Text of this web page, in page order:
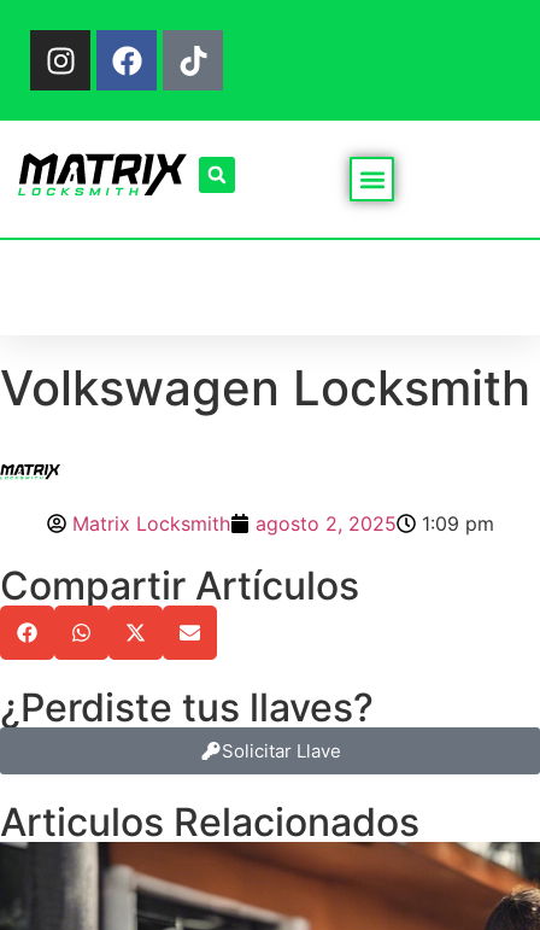
Volkswagen Locksmith
Matrix Locksmith agosto 2, 2025 1:09 pm
Compartir Artículos
¿Perdiste tus llaves?
Solicitar Llave
Articulos Relacionados